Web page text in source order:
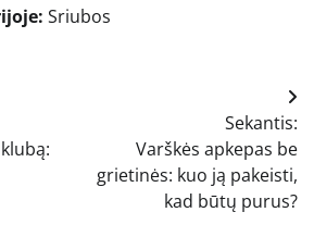
Sriubos
Sekantis:
Varškės apkepas be
grietinės: kuo ją pakeisti,
kad būtų purus?